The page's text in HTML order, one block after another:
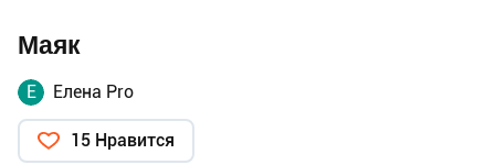
Маяк
Е Елена Pro
15 Нравится